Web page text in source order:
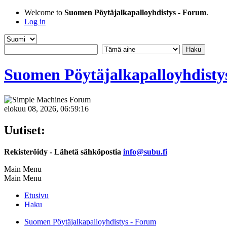
Welcome to Suomen Pöytäjalkapalloyhdistys - Forum.
Log in
Suomen
elokuu 08, 2026, 06:59:16
Uutiset:
Rekisteröidy - Lähetä sähköpostia info@subu.fi
Main Menu
Main Menu
Etusivu
Haku
Suomen Pöytäjalkapalloyhdistys - Forum